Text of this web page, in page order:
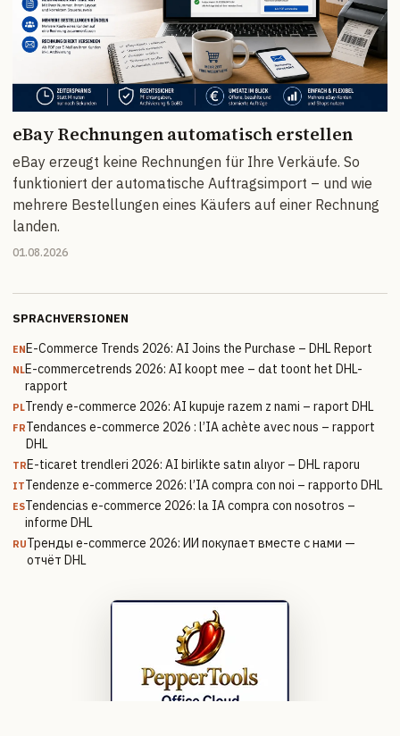
eBay Rechnungen automatisch erstellen
eBay erzeugt keine Rechnungen für Ihre Verkäufe. So
funktioniert der automatische Auftragsimport – und wie
mehrere Bestellungen eines Käufers auf einer Rechnung
landen.
01.08.2026
SPRACHVERSIONEN
ENE-Commerce Trends 2026: AI Joins the Purchase – DHL Report
NLE-commercetrends 2026: AI koopt mee – dat toont het DHL-
rapport
PLTrendy e-commerce 2026: AI kupuje razem z nami – raport DHL
FRTendances e-commerce 2026 : l’IA achète avec nous – rapport
DHL
TRE-ticaret trendleri 2026: AI birlikte satın alıyor – DHL raporu
ITTendenze e-commerce 2026: l’IA compra con noi – rapporto DHL
ESTendencias e-commerce 2026: la IA compra con nosotros –
informe DHL
RUТренды e-commerce 2026: ИИ покупает вместе с нами —
отчёт DHL